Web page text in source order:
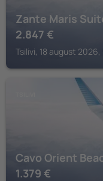
Zante Maris
2.847 €
Tsilivi, 18 august
Cavo Orient
1.379 €